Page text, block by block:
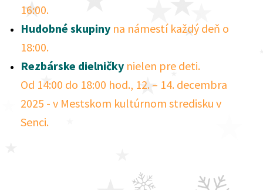
16:00.
Hudobné skupiny na námestí každý deň o
18:00.
Rezbárske dielničky nielen pre deti.
Od 14:00 do 18:00 hod., 12. – 14. decembra
2025 - v Mestskom kultúrnom stredisku v
Senci.